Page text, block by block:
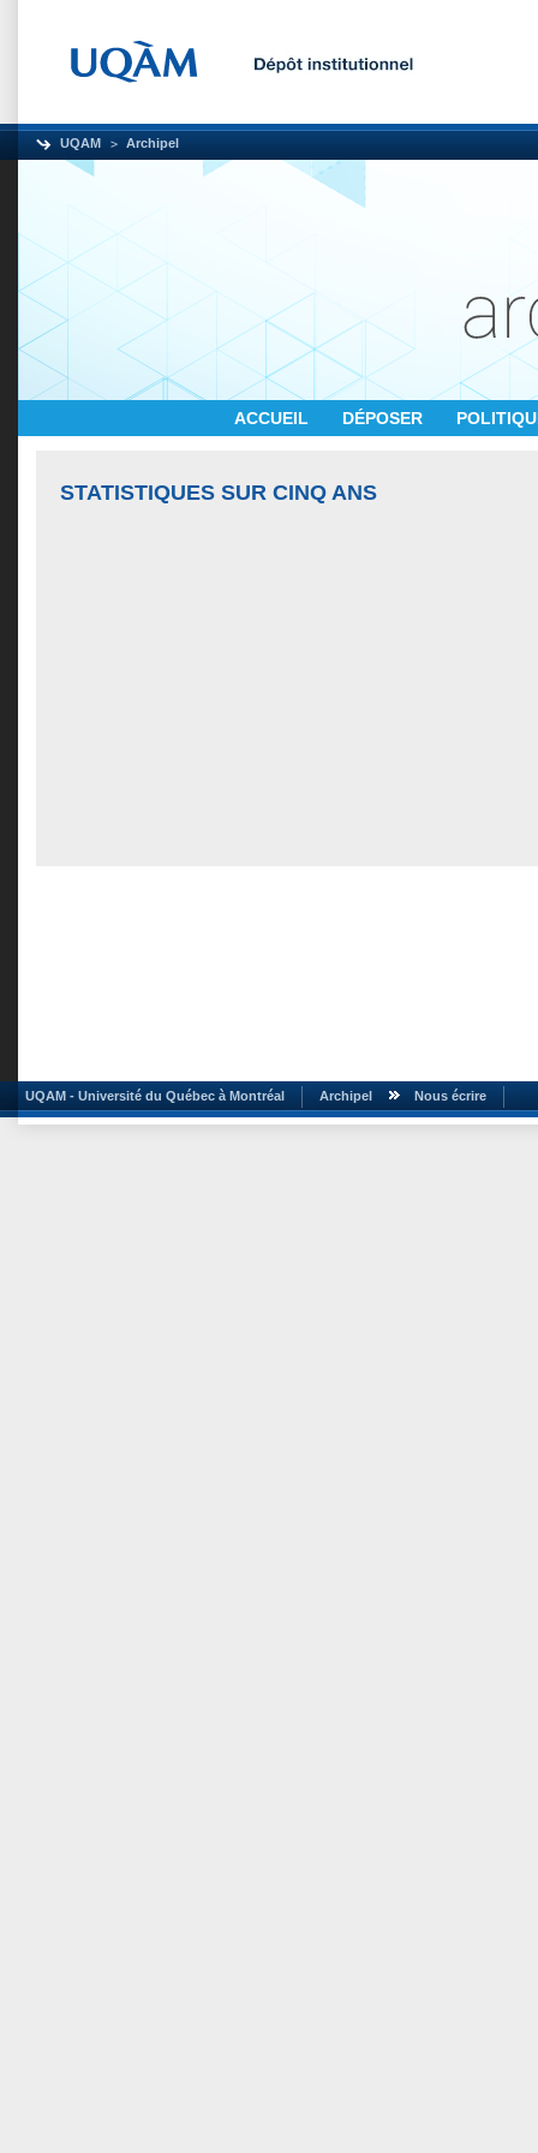
UQAM Archipel
ACCUEIL DÉPOSER
STATISTIQUES SUR CINQ ANS
UQAM - Université du Québec à Montréal Archipel Nous écrire